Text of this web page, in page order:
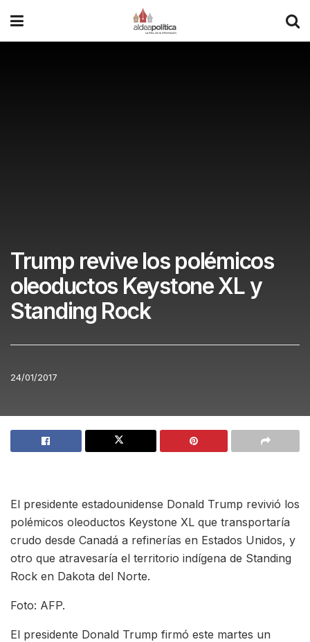
Trump revive los polémicos
oleoductos Keystone XL y
Standing Rock
24/01/2017
El presidente estadounidense Donald Trump revivió los
polémicos oleoductos Keystone XL que transportaría
crudo desde Canadá a refinerías en Estados Unidos, y
otro que atravesaría el territorio indígena de Standing
Rock en Dakota del Norte.
Foto: AFP.
El presidente Donald Trump firmó este martes un